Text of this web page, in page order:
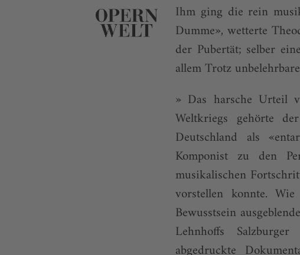
Ihm ging die rein
Dumme», wetterte
der Pubertät; selber
allem Trotz
» Das harsche Urteil
Weltkriegs gehörte
Deutschland als
Komponist zu den
musikalischen
vorstellen konnte.
Bewusstsein
Lehnhoffs
abgedruckte